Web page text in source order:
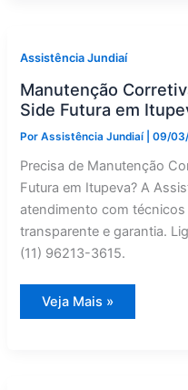
em
Campo
Paulista
|
Assistência
Jundiaí
Assistência Jundiaí
Manutenção
Side Futura em
PorAssistência Jundiaí |09/
Precisa de Manutenção
Futura em Itupeva? A
atendimento com
transparente e garantia.
(11) 96213-3615.
Manutenção
Corretiva
Veja Mais »